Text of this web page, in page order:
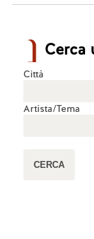
Cerca
Città
Artista/Tema